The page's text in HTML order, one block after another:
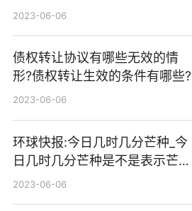
天天速读
2023-06-06
债权转让协议有哪些无效的情
形?债权转让生效的条件有哪些?
2023-06-06
环球快报:今日几时几分芒种_今
日几时几分芒种是不是表示芒种
已经过去
2023-06-06